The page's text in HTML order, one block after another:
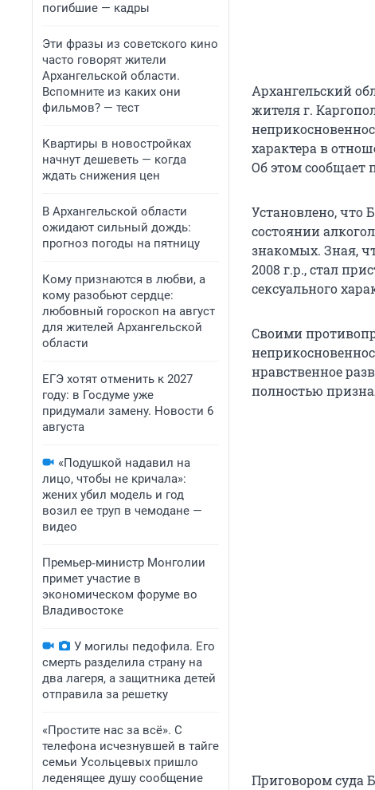
погибшие — кадры
Эти фразы из советского кино
часто говорят жители
Архангельской области.
Вспомните из каких они
фильмов? — тест
Квартиры в новостройках
начнут дешеветь — когда
ждать снижения цен
В Архангельской области
ожидают сильный дождь:
прогноз погоды на пятницу
Кому признаются в любви, а
кому разобьют сердце:
любовный гороскоп на август
для жителей Архангельской
области
ЕГЭ хотят отменить к 2027
году: в Госдуме уже
придумали замену. Новости 6
августа
«Подушкой надавил на
лицо, чтобы не кричала»:
жених убил модель и год
возил ее труп в чемодане —
видео
Премьер‑министр Монголии
примет участие в
экономическом форуме во
Владивостоке
У могилы педофила. Его
смерть разделила страну на
два лагеря, а защитника детей
отправила за решетку
«Простите нас за всё». С
телефона исчезнувшей в тайге
семьи Усольцевых пришло
леденящее душу сообщение
Архангельский
жителя г.
характера в
Об этом сообщает
Установлено, что
состоянии
знакомых. Зная,
2008 г.р., стал
сексуального
Своими
нравственное
полностью
Приговором суда